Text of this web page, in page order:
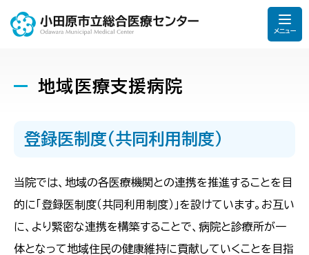
メニュー
地域医療支援病院
登録医制度（共同利用制度）
当院では、地域の各医療機関との連携を推進することを目
的に「登録医制度（共同利用制度）」を設けています。お互い
に、より緊密な連携を構築することで、病院と診療所が一
体となって地域住民の健康維持に貢献していくことを目指